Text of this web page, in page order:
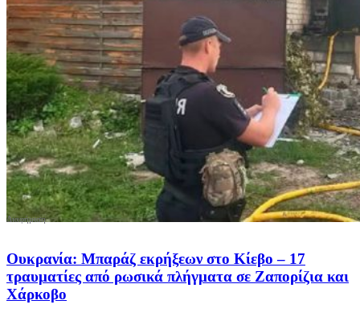
Ουκρανία: Μπαράζ εκρήξεων στο Κίεβο – 17
τραυματίες από ρωσικά πλήγματα σε Ζαπορίζια και
Χάρκοβο